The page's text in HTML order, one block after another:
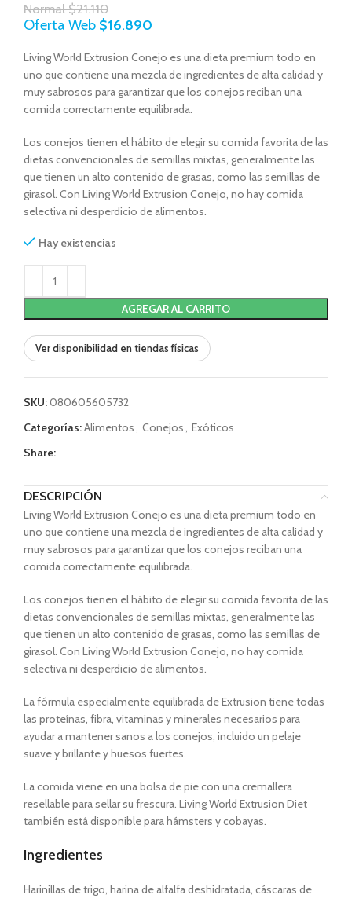
Normal$21.110
Oferta Web $16.890
Living World Extrusion Conejo es una dieta premium todo en
uno que contiene una mezcla de ingredientes de alta calidad y
muy sabrosos para garantizar que los conejos reciban una
comida correctamente equilibrada.
Los conejos tienen el hábito de elegir su comida favorita de las
dietas convencionales de semillas mixtas, generalmente las
que tienen un alto contenido de grasas, como las semillas de
girasol. Con Living World Extrusion Conejo, no hay comida
selectiva ni desperdicio de alimentos.
Hay existencias
AGREGAR AL CARRITO
Ver disponibilidad en tiendas físicas
SKU:080605605732
Categorías:Alimentos, Conejos, Exóticos
Share:
DESCRIPCIÓN
Living World Extrusion Conejo es una dieta premium todo en
uno que contiene una mezcla de ingredientes de alta calidad y
muy sabrosos para garantizar que los conejos reciban una
comida correctamente equilibrada.
Los conejos tienen el hábito de elegir su comida favorita de las
dietas convencionales de semillas mixtas, generalmente las
que tienen un alto contenido de grasas, como las semillas de
girasol. Con Living World Extrusion Conejo, no hay comida
selectiva ni desperdicio de alimentos.
La fórmula especialmente equilibrada de Extrusion tiene todas
las proteínas, fibra, vitaminas y minerales necesarios para
ayudar a mantener sanos a los conejos, incluido un pelaje
suave y brillante y huesos fuertes.
La comida viene en una bolsa de pie con una cremallera
resellable para sellar su frescura. Living World Extrusion Diet
también está disponible para hámsters y cobayas.
Ingredientes
Harinillas de trigo, harina de alfalfa deshidratada, cáscaras de